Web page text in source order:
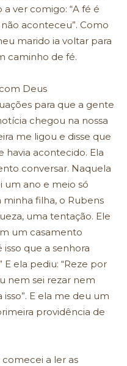
ver comigo: “A fé é
aconteceu”. Como
marido ia voltar para
caminho de fé.
Deus
para que a gente
chegou na nossa
me ligou e disse que
havia acontecido. Ela
conversar. Naquela
um ano e meio só
minha filha, o Rubens
uma tentação. Ele
um casamento
isso que a senhora
E ela pediu: “Reze por
nem sei rezar nem
E ela me deu um
providência de
comecei a ler as